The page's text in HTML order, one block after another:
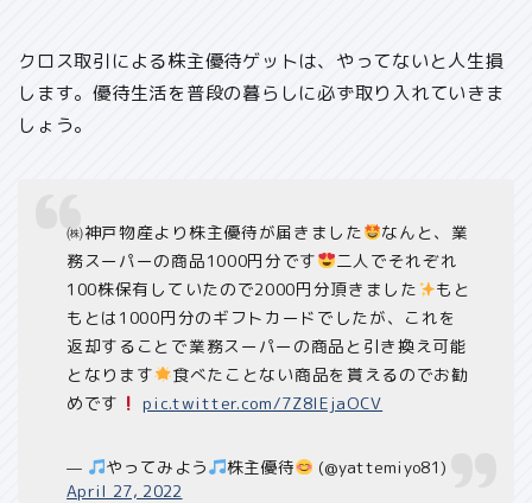
クロス取引による株主優待ゲットは、やってないと人生損
します。優待生活を普段の暮らしに必ず取り入れていきま
しょう。
㈱神戸物産より株主優待が届きました
なんと、業
務スーパーの商品1000円分です
二人でそれぞれ
100株保有していたので2000円分頂きました
もと
もとは1000円分のギフトカードでしたが、これを
返却することで業務スーパーの商品と引き換え可能
となります
食べたことない商品を貰えるのでお勧
めです
pic.twitter.com/7Z8IEjaOCV
— やってみよう 株主優待
(@yattemiyo81)
April 27, 2022